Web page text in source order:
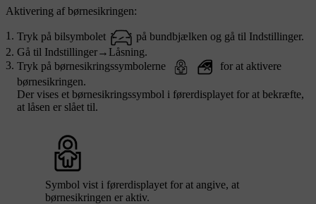
Aktivering af børnesikringen:
Tryk på bilsymbolet på bundbjælken og gå til Indstillinger.
Gå til Indstillinger→ Låsning.
Tryk på børnesikringssymbolerne
for at aktivere
børnesikringen.
Der vises et børnesikringssymbol i førerdisplayet for at bekræfte,
at låsen er slået til.
Symbol vist i førerdisplayet for at angive, at
børnesikringen er aktiv.